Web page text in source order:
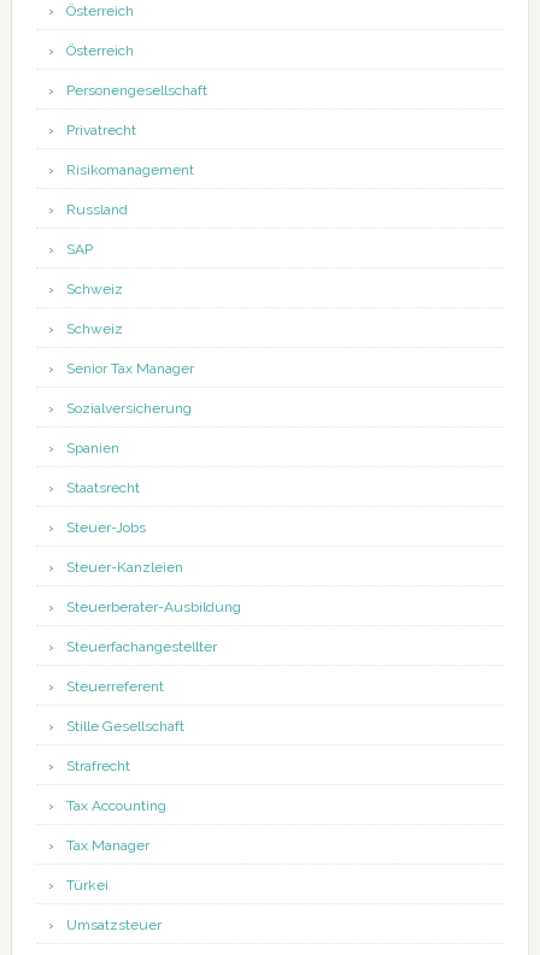
Österreich
Österreich
Personengesellschaft
Privatrecht
Risikomanagement
Russland
SAP
Schweiz
Schweiz
Senior Tax Manager
Sozialversicherung
Spanien
Staatsrecht
Steuer-Jobs
Steuer-Kanzleien
Steuerberater-Ausbildung
Steuerfachangestellter
Steuerreferent
Stille Gesellschaft
Strafrecht
Tax Accounting
Tax Manager
Türkei
Umsatzsteuer